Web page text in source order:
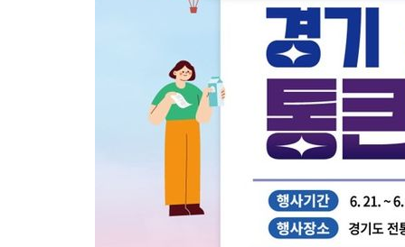
[속보]합수본, '투표율 허위 입력' 중앙·서울·경기도 선관위
[속보]원·달러 환율, 오전 9시 1423.8원
[속보]삼성전자·SK하이닉스 동반 강보합…1%대 상승 출발
[속보]코스닥, 5.95포인트(0.74%) 상승한 807.62개장
[속보]코스피, 6300선 재탈환…1.09% 오른 6365.07 개장
시리아 다마스쿠스 교외에서 미니버스 폭발.. 14명 부상, 3명
입추에도 극한더위…서울 낮 39도 '폭염중대경보'
이란, 호르무즈서 "적국 목표물들"과 대치로 남부 케슘섬에서
[속보]美, 폴리실리콘 수입 규제…파생제품 15% 관세, 120일
[속보]트럼프, 美 원정출산 금지 행정명령 서명